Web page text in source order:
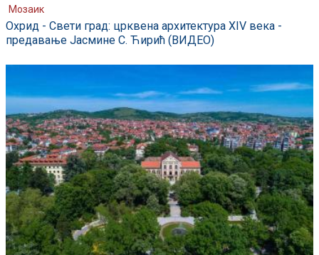
Мозаик
Охрид - Свети град: црквена архитектура XIV века -
предавање Јасмине С. Ћирић (ВИДЕО)